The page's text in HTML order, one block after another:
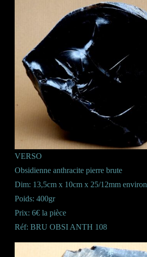
VERSO
Obsidienne anthracite pierre brute
Dim: 13,5cm x 10cm x 25/12mm environ
Poids: 400gr
Prix: 6€ la pièce
Réf: BRU OBSI ANTH 108